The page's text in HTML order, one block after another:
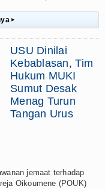
▸
USU Dinilai
Kebablasan, Tim
Hukum MUKI
Sumut Desak
Menag Turun
Tangan Urus
jemaat terhadap
Oikoumene (POUK)